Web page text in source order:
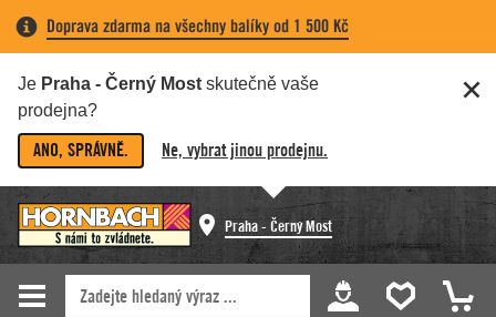
Doprava zdarma na všechny balíky od 1 500 Kč
Je Praha - Černý Most skutečně vaše
prodejna?
ANO, SPRÁVNĚ. Ne, vybrat jinou prodejnu.
Praha - Černý Most